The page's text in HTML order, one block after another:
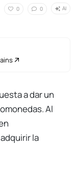
0 0 AI
a dar un
Al
la